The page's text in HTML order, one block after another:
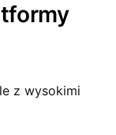
z wysokimi